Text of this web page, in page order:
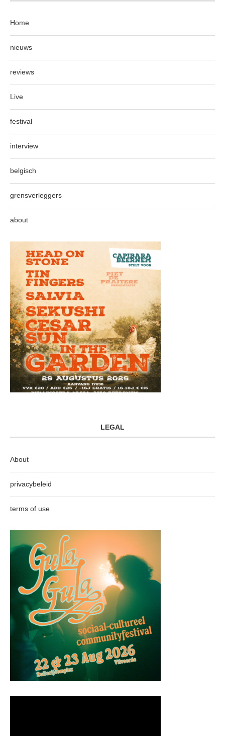
Home
nieuws
reviews
Live
festival
interview
belgisch
grensverleggers
about
LEGAL
About
privacybeleid
terms of use